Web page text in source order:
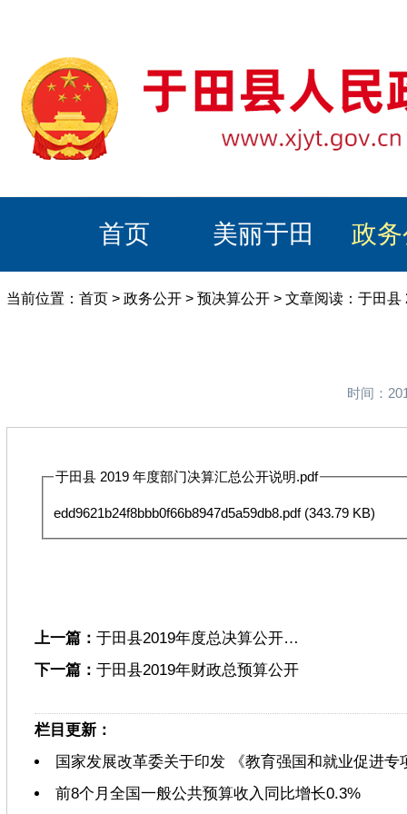
首页 美丽于田 政
当前位置： 首页 > 政务公开 > 预决算公开 > 文章阅读：于田
时间：
于田县 2019 年度部门决算汇总公开说明.pdf
edd9621b24f8bbb0f66b8947d5a59db8.pdf(343.79 KB)
上一篇： 于田县2019年度总决算公开…
下一篇： 于田县2019年财政总预算公开
栏目更新：
国家发展改革委关于印发 《教育强国和就业促进
前8个月全国一般公共预算收入同比增长0.3%